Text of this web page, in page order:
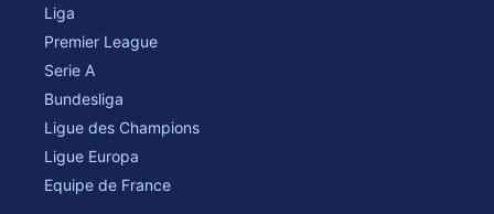
Liga
Premier League
Serie A
Bundesliga
Ligue des Champions
Ligue Europa
Equipe de France